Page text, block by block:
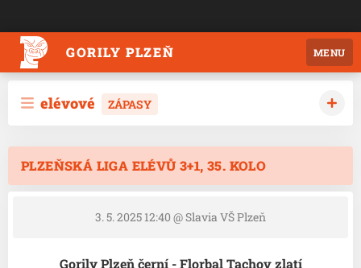
GORILY PLZEŇ MENU
elévové ZÁPASY
PLZEŇSKÁ LIGA ELÉVŮ 3+1, 35. KOLO
3. 5. 2025 12:40 @ Slavia VŠ Plzeň
Gorily Plzeň černí - Florbal Tachov zlatí